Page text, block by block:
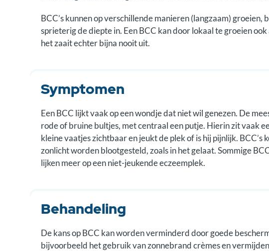
BCC’s kunnen op verschillende manieren (langzaam)
sprieterig de diepte in. Een BCC kan door lokaal te groeien
het zaait echter bijna nooit uit.
Symptomen
Een BCC lijkt vaak op een wondje dat niet wil genezen. De
rode of bruine bultjes, met centraal een putje. Hierin zit vaak
kleine vaatjes zichtbaar en jeukt de plek of is hij pijnlijk. BCC’s
zonlicht worden blootgesteld, zoals in het gelaat. Sommige
lijken meer op een niet-jeukende eczeemplek.
Behandeling
De kans op BCC kan worden verminderd door goede
bijvoorbeeld het gebruik van zonnebrand crèmes en